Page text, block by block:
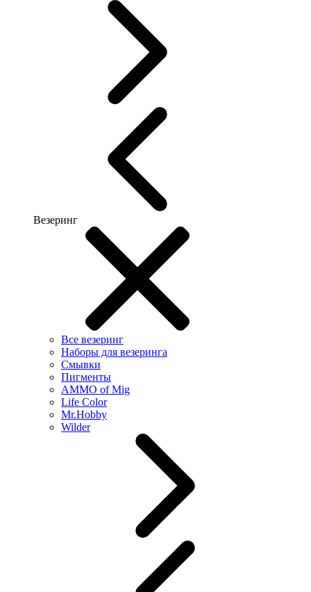
Везеринг
Все везеринг
Наборы для везеринга
Смывки
Пигменты
AMMO of Mig
Life Color
Mr.Hobby
Wilder